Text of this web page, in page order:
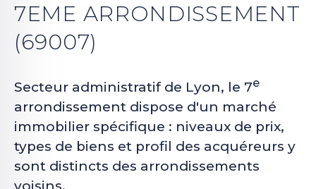
7EME ARRONDISSEMENT
(69007)
Secteur administratif de Lyon, le 7e
arrondissement dispose d'un marché
immobilier spécifique : niveaux de prix,
types de biens et profil des acquéreurs y
sont distincts des arrondissements